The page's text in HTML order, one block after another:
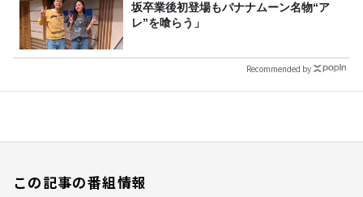
坂卒業後初登場もバナナムーン名物“ア
レ”を喰らう」
Recommended by
この記事の番組情報